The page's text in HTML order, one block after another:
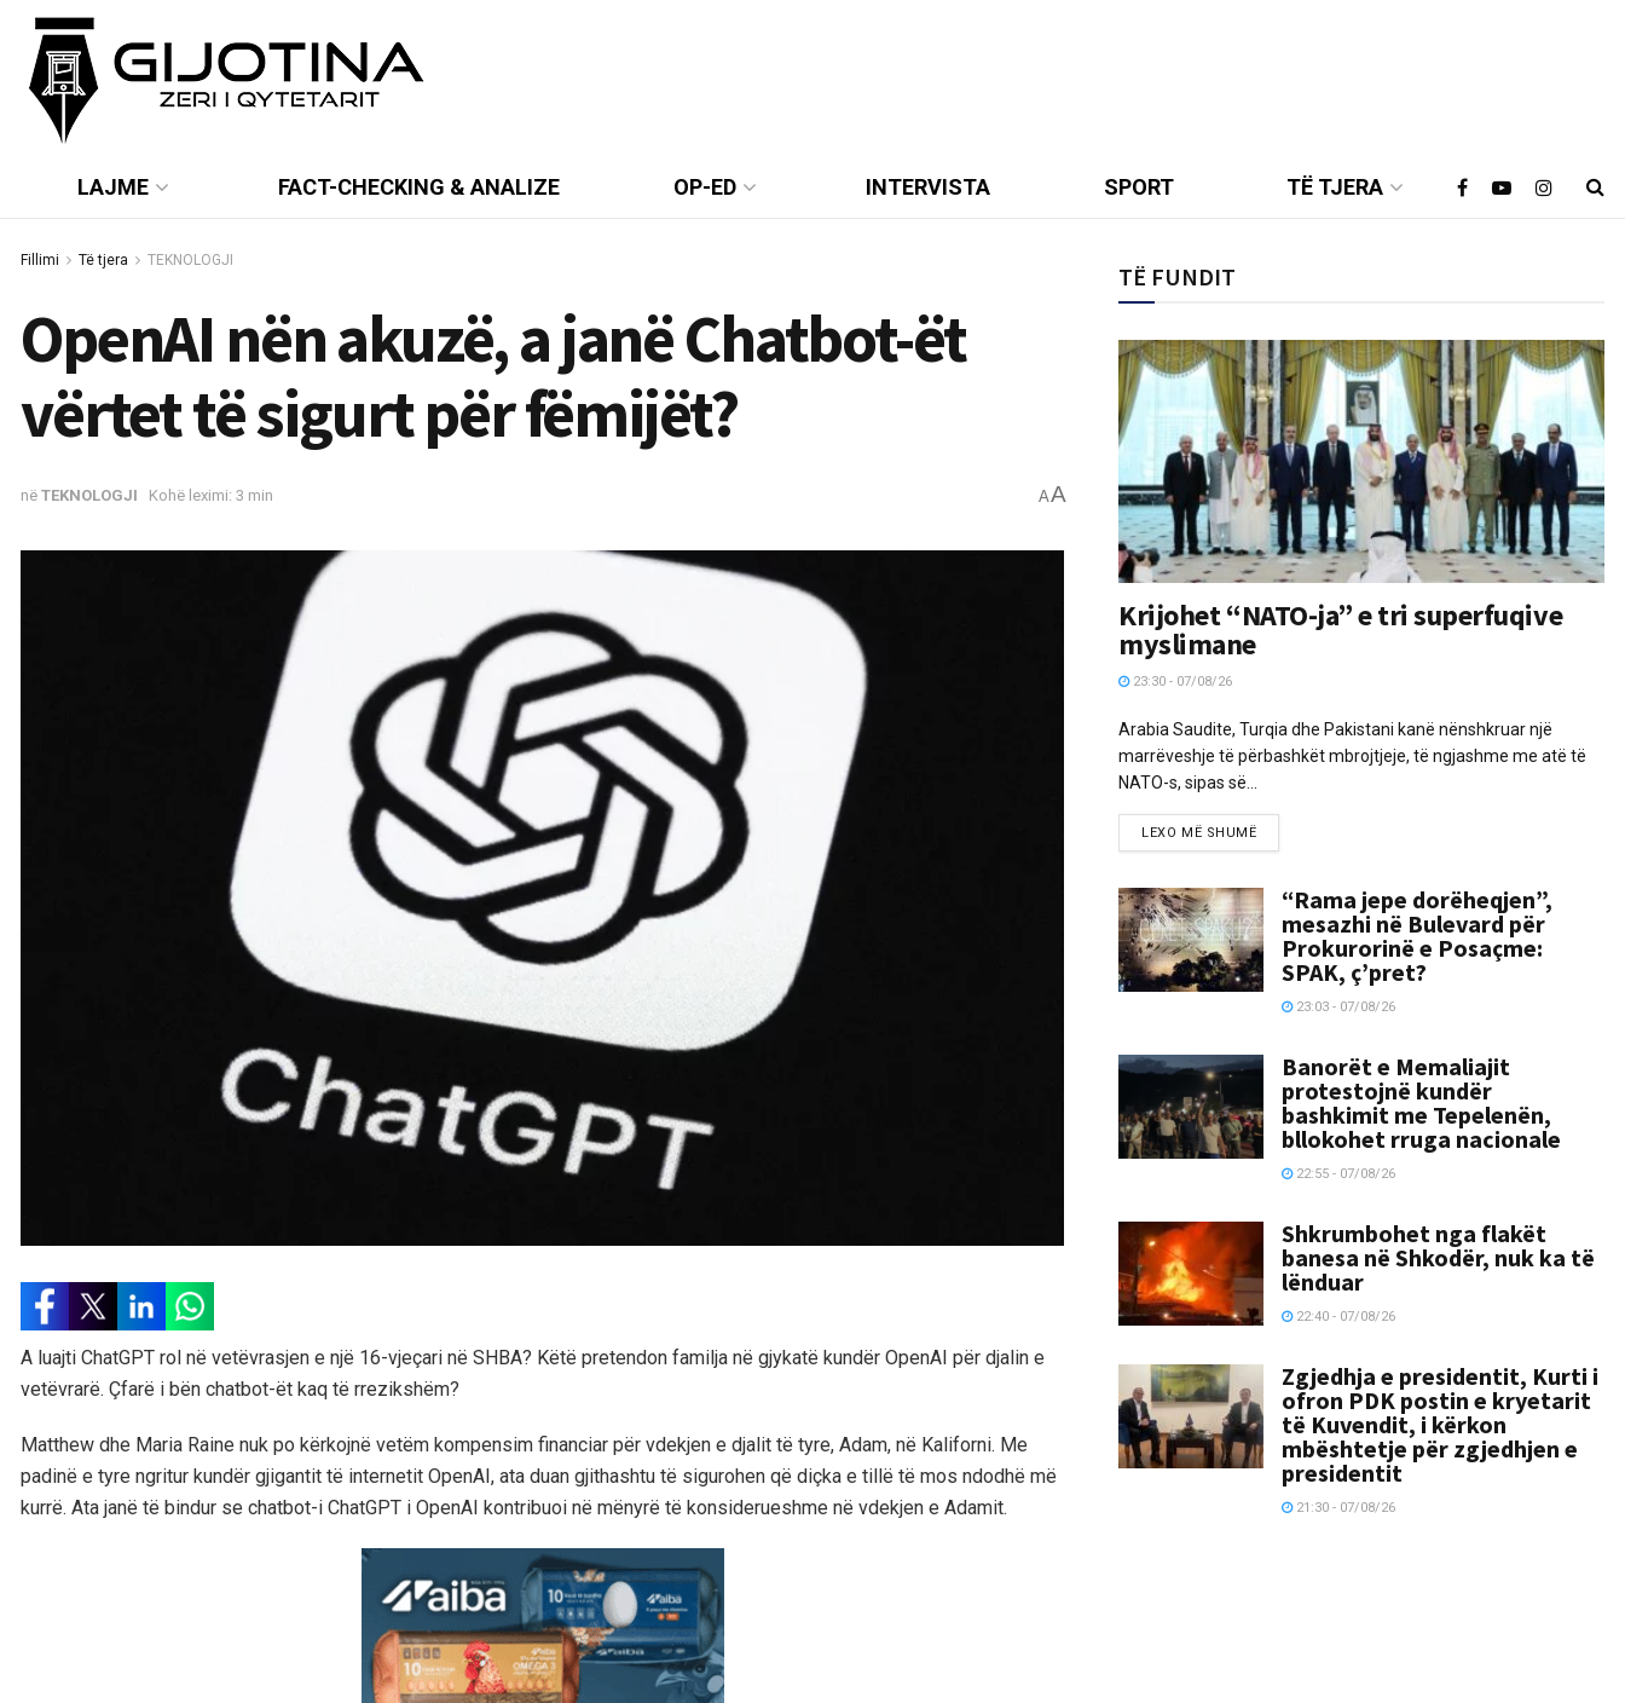
LAJME FACT-CHECKING & ANALIZE OP-ED INTERVISTA SPORT TË TJERA
Fillimi Të tjera TEKNOLOGJI
OpenAI nën akuzë, a janë Chatbot-ët
vërtet të sigurt për fëmijët?
në TEKNOLOGJI Kohë leximi: 3 min AA
A luajti ChatGPT rol në vetëvrasjen e një 16-vjeçari në SHBA? Këtë pretendon familja në gjykatë kundër OpenAI për djalin e
vetëvrarë. Çfarë i bën chatbot-ët kaq të rrezikshëm?
Matthew dhe Maria Raine nuk po kërkojnë vetëm kompensim financiar për vdekjen e djalit të tyre, Adam, në Kaliforni. Me
padinë e tyre ngritur kundër gjigantit të internetit OpenAI, ata duan gjithashtu të sigurohen që diçka e tillë të mos ndodhë më
kurrë. Ata janë të bindur se chatbot-i ChatGPT i OpenAI kontribuoi në mënyrë të konsiderueshme në vdekjen e Adamit.
TË FUNDIT
Krijohet “NATO-ja” e tri superfuqive
myslimane
23:30 - 07/08/26
Arabia Saudite, Turqia dhe Pakistani kanë nënshkruar një
marrëveshje të përbashkët mbrojtjeje, të ngjashme me atë të
NATO-s, sipas së...
LEXO MË SHUMË
“Rama jepe dorëheqjen”,
mesazhi në Bulevard për
Prokurorinë e Posaçme:
SPAK, ç’pret?
23:03 - 07/08/26
Banorët e Memaliajit
protestojnë kundër
bashkimit me Tepelenën,
bllokohet rruga nacionale
22:55 - 07/08/26
Shkrumbohet nga flakët
banesa në Shkodër, nuk ka të
lënduar
22:40 - 07/08/26
Zgjedhja e presidentit, Kurti i
ofron PDK postin e kryetarit
të Kuvendit, i kërkon
mbështetje për zgjedhjen e
presidentit
21:30 - 07/08/26